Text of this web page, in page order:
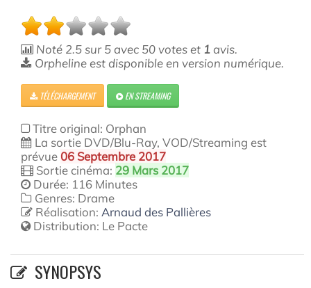
Noté 2.5sur5 avec 50votes et 1 avis.
Orpheline est disponible en version numérique.
TÉLÉCHARGEMENT EN STREAMING
Titre original: Orphan
La sortie DVD/Blu-Ray, VOD/Streaming est
prévue06 Septembre 2017
Sortie cinéma: 29 Mars 2017
Durée: 116 Minutes
Genres: Drame
Réalisation: Arnaud des Pallières
Distribution: Le Pacte
SYNOPSYS